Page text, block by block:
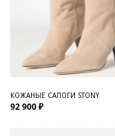
КОЖАНЫЕ САПОГИ STONY
92 900 ₽